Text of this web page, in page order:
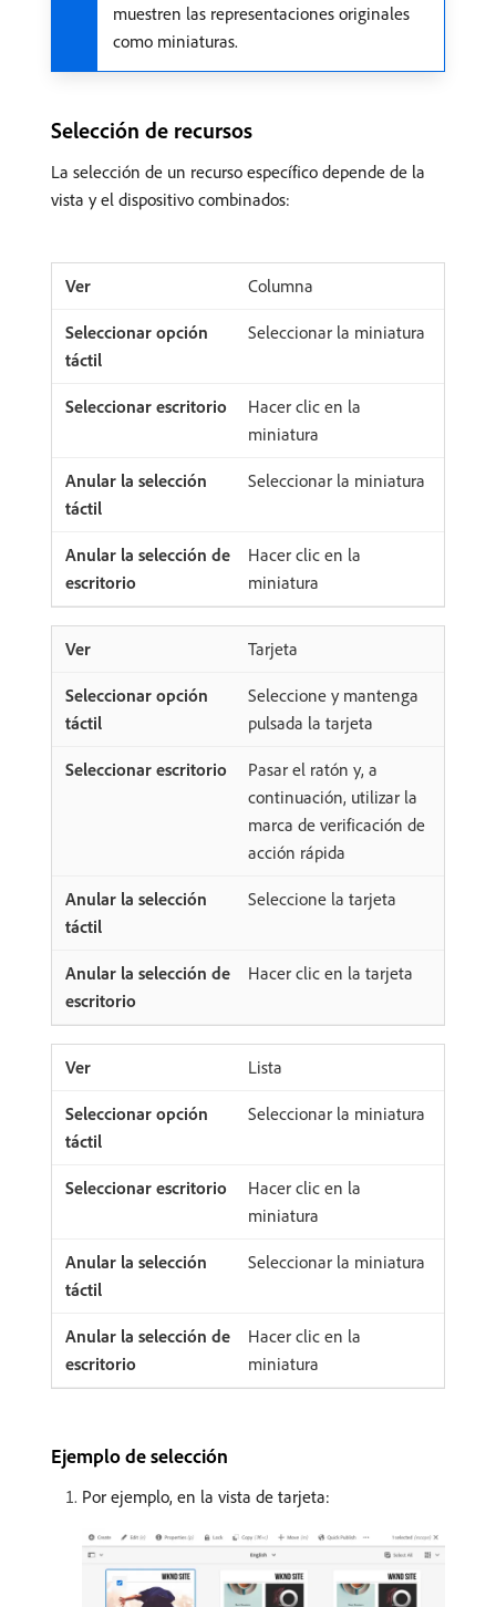
muestren las representaciones originales
como miniaturas.
Selección de recursos
La selección de un recurso específico depende de la
vista y el dispositivo combinados:
Columna
Seleccionar la miniatura
Hacer clic en la
miniatura
Seleccionar la miniatura
Hacer clic en la
miniatura
Tarjeta
Seleccione y mantenga
pulsada la tarjeta
Pasar el ratón y, a
continuación, utilizar la
marca de verificación de
acción rápida
Seleccione la tarjeta
Hacer clic en la tarjeta
Lista
Seleccionar la miniatura
Hacer clic en la
miniatura
Seleccionar la miniatura
Hacer clic en la
miniatura
Ejemplo de selección
Por ejemplo, en la vista de tarjeta: